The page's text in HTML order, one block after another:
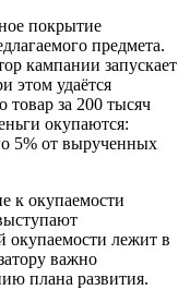
покрытие
предмета.
кампании запускает
этом удаётся
товар за 200 тысяч
окупаются:
5% от вырученных
к окупаемости
окупаемости лежит в
важно
плана развития.